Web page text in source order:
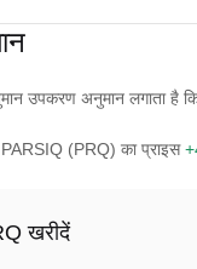
उपकरण अनुमान
PARSIQ (PRQ) का प्राइस
खरीदें